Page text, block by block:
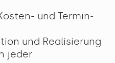
und Termin­
und Realisierung
jeder